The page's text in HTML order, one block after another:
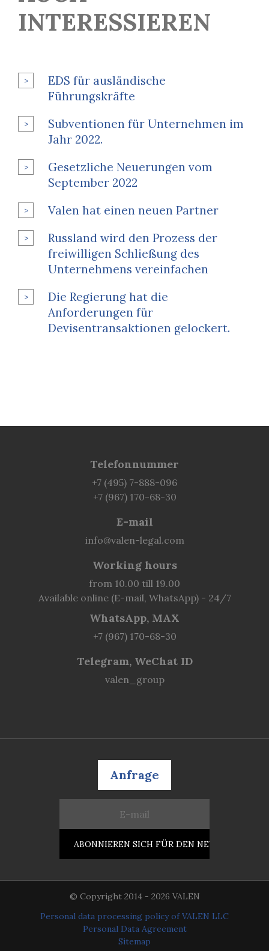
INTERESSIEREN
EDS für ausländische
Führungskräfte
Subventionen für Unternehmen im
Jahr 2022.
Gesetzliche Neuerungen vom
September 2022
Valen hat einen neuen Partner
Russland wird den Prozess der
freiwilligen Schließung des
Unternehmens vereinfachen
Die Regierung hat die
Anforderungen für
Devisentransaktionen gelockert.
Telefonnummer
+7 (495) 7-888-096
+7 (967) 170-68-30
E-mail
info@valen-legal.com
Working hours
from 10.00 till 19.00
Available online (E-mail, WhatsApp) - 24/7
WhatsApp, MAX
+7 (967) 170-68-30
Telegram, WeChat ID
valen_group
Anfrage
© Copyright 2014 - 2026 VALEN
Personal data processing policy of VALEN LLC
Personal Data Agreement
Sitemap